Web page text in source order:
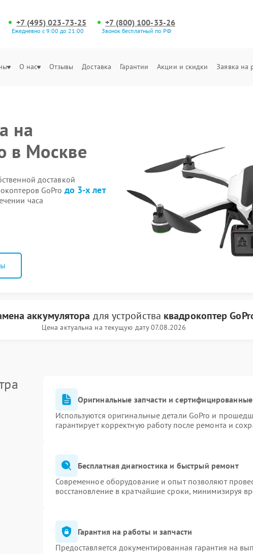
+7 (495) 023-73-25
Ежедневно с 9:00 до 21:00
+7 (800) 100-33-26
Звонок бесплатный по РФ
О нас Отзывы Доставка Гарантии Акции и скидки Заявка на
на
в Москве
доставкой
GoPro до 3-х лет
часа
аккумулятора для устройства квадрокоптер
Цена актуальна на текущую дату 07.08.2026
Оригинальные запчасти и
Используются оригинальные детали GoPro и
гарантирует корректную работу после ремонта и
Бесплатная диагностика и быстрый ремонт
Современное оборудование и опыт позволяют
восстановление в кратчайшие сроки, минимизируя
Гарантия на работы и запчасти
Предоставляется документированная гарантия на